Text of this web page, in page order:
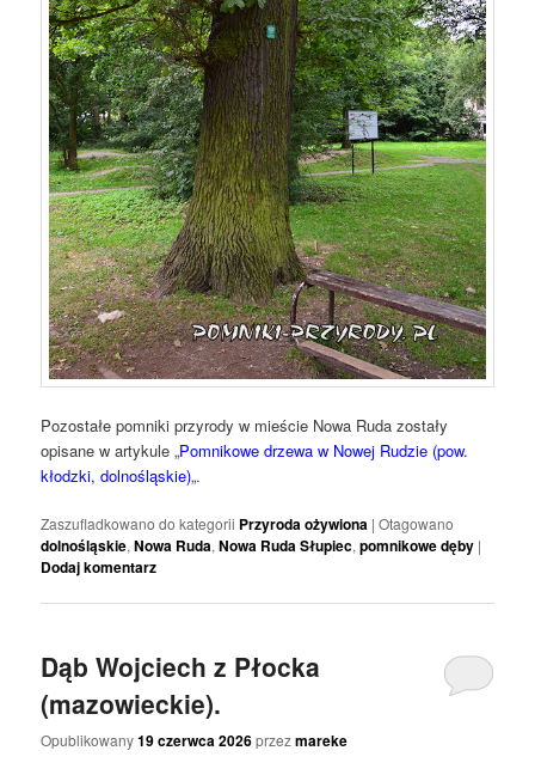
Pozostałe pomniki przyrody w mieście Nowa Ruda zostały
opisane w artykule „Pomnikowe drzewa w Nowej Rudzie (pow.
kłodzki, dolnośląskie)„.
Zaszufladkowano do kategorii Przyroda ożywiona |Otagowano
dolnośląskie,Nowa Ruda,Nowa Ruda Słupiec,pomnikowe dęby |
Dodaj komentarz
Dąb Wojciech z Płocka
(mazowieckie).
Opublikowany19 czerwca 2026przezmareke